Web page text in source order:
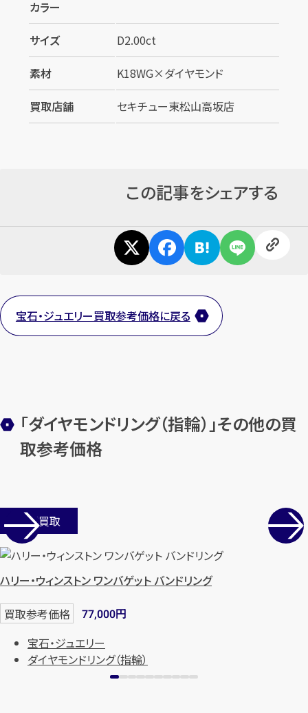
最短
まずはお電話で無料査定
メールで無料相談する
カラー
サイズ
D2.00ct
素材
K18WG×ダイヤモンド
買取店舗
セキチュー東松山高坂店
この記事をシェアする
宝石・ジュエリー買取参考価格に戻る
「ダイヤモンドリング（指輪）」その他の買
取参考価格
店舗買取
ハリー・ウィンストン ワンバゲット バンドリング
買取参考価格 77,000円
宝石・ジュエリー
ダイヤモンドリング（指輪）